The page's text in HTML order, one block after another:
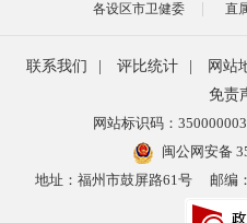
各设区市卫健委
直
联系我们 评比统计 网站
免责
网站标识码：
闽公网安备
地址：福州市鼓屏路61号
邮编